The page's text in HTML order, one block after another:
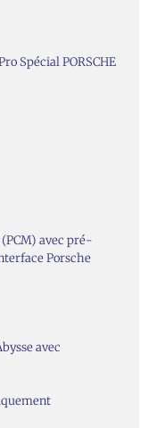
Spécial PORSCHE
avec pré-
Porsche
avec